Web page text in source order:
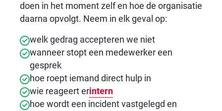
doen in het moment zelf en hoe de organisatie
daarna opvolgt. Neem in elk geval op:
welk gedrag accepteren we niet
wanneer stopt een medewerker een
gesprek
hoe roept iemand direct hulp in
wie reageert erintern
hoe wordt een incident vastgelegd en